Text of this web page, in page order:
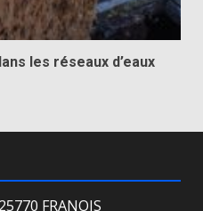
les réseaux d’eaux
FRANOIS